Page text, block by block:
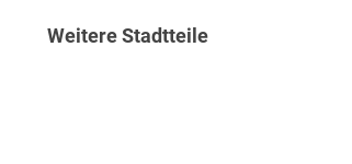
Weitere Stadtteile